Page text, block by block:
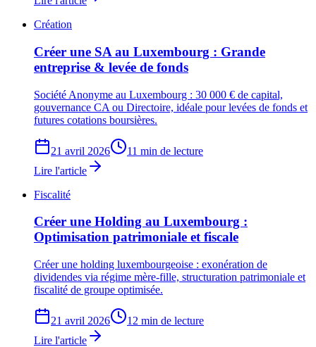
Création
Créer une SA au Luxembourg : Grande
entreprise & levée de fonds
Société Anonyme au Luxembourg : 30 000 € de capital,
gouvernance CA ou Directoire, idéale pour levées de fonds et
futures cotations boursières.
21 avril 2026
11 min de lecture
Lire l'article
Fiscalité
Créer une Holding au Luxembourg :
Optimisation patrimoniale et fiscale
Créer une holding luxembourgeoise : exonération de
dividendes via régime mère-fille, structuration patrimoniale et
fiscalité de groupe optimisée.
21 avril 2026
12 min de lecture
Lire l'article